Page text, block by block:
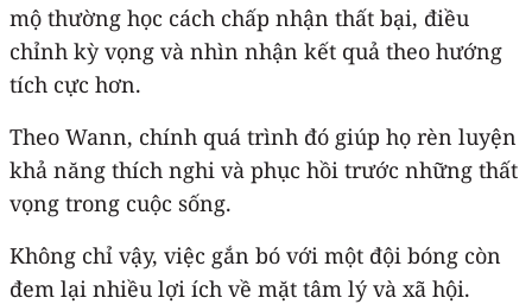
mộ thường học cách chấp nhận thất bại, điều
chỉnh kỳ vọng và nhìn nhận kết quả theo hướng
tích cực hơn.
Theo Wann, chính quá trình đó giúp họ rèn luyện
khả năng thích nghi và phục hồi trước những thất
vọng trong cuộc sống.
Không chỉ vậy, việc gắn bó với một đội bóng còn
đem lại nhiều lợi ích về mặt tâm lý và xã hội.